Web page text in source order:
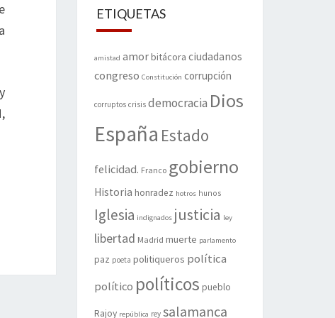
ETIQUETAS
amistad amorbitácora ciudadanos
congreso Constitución corrupción
corruptos crisis democracia Dios
España Estado
felicidad. Franco gobierno
Historia honradez hotros hunos
Iglesia indignados justicia ley
libertad Madrid muerte parlamento
paz poeta politiqueros política
político políticos pueblo
Rajoy república rey salamanca